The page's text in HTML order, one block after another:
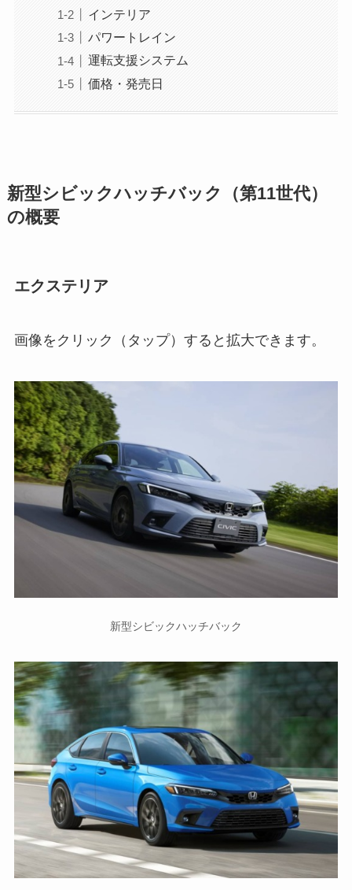
インテリア
パワートレイン
運転支援システム
価格・発売日
新型シビックハッチバック（第11世代）
の概要
エクステリア
画像をクリック（タップ）すると拡大できます。
新型シビックハッチバック